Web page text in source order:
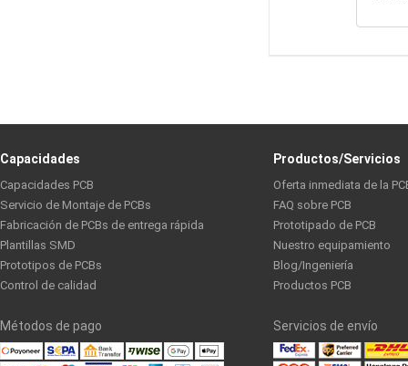
Capacidades
Capacidades PCB
Servicio de Montaje de PCBs
Fabricación de PCBs de entrega rápida
Plantillas SMD
Prototipos de PCBs
Control de calidad
Productos/Servicios
Oferta inmediata de la
FAQ sobre PCB
Prototipado de PCB
Nuestro equipamiento
Blog/Ingeniería
Productos PCB
Métodos de pago Servicios de envío